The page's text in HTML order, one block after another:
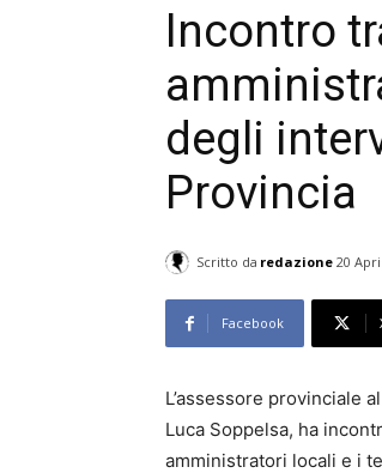
Incontro
degli
Provincia
Scritto da redazione 20
Facebook
L’assessore provinciale
Luca Soppelsa, ha
amministratori locali e i